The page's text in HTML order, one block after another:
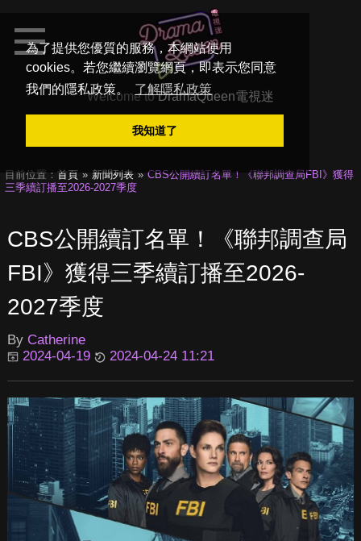
為了提供您優質的服務，本網站使用
cookies。若您繼續瀏覽網頁，即表示您同意
我們的隱私政策。
了解隱私政策
我知道了
Welcome toDramaQueen電視迷
目前位置： 首頁 新聞列表
CBS公開續訂名單！《聯邦調查局FBI》獲得
三季續訂播至2026-2027季度
CBS公開續訂名單！《聯邦調查局
FBI》獲得三季續訂播至2026-
2027季度
By Catherine
2024-04-19
2024-04-24 11:21